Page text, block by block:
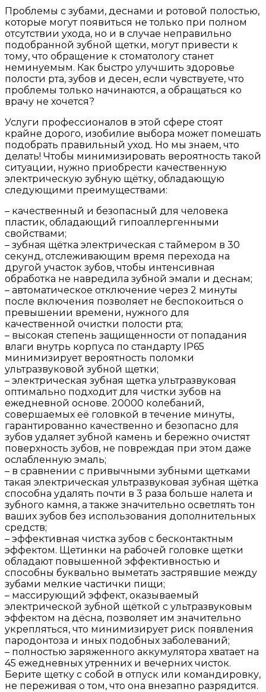
Проблемы с зубами, деснами и ротовой полостью,
которые могут появиться не только при полном
отсутствии ухода, но и в случае неправильно
подобранной зубной щетки, могут привести к
тому, что обращение к стоматологу станет
неминуемым. Как быстро улучшить здоровье
полости рта, зубов и десен, если чувствуете, что
проблемы только начинаются, а обращаться ко
врачу не хочется?
Услуги профессионалов в этой сфере стоят
крайне дорого, изобилие выбора может помешать
подобрать правильный уход. Но мы знаем, что
делать! Чтобы минимизировать вероятность такой
ситуации, нужно приобрести качественную
электрическую зубную щётку, обладающую
следующими преимуществами:
– качественный и безопасный для человека
пластик, обладающий гипоаллергенными
свойствами;
– зубная щётка электрическая c таймером в 30
секунд, отслеживающим время перехода на
другой участок зубов, чтобы интенсивная
обработка не навредила зубной эмали и деснам;
– автоматическое отключение через 2 минуты
после включения позволяет не беспокоиться о
превышении времени, нужного для
качественной очистки полости рта;
– высокая степень защищенности от попадания
влаги внутрь корпуса по стандарту IP65
минимизирует вероятность поломки
ультразвуковой зубной щетки;
– электрическая зубная щетка ультразвуковая
оптимально подходит для чистки зубов на
ежедневной основе. 20000 колебаний,
совершаемых её головкой в течение минуты,
гарантированно качественно и безопасно для
зубов удаляет зубной камень и бережно очистят
поверхность зубов, не повреждая при этом даже
ослабленную эмаль;
– в сравнении с привычными зубными щетками
такая электрическая ультразвуковая зубная щётка
способна удалять почти в 3 раза больше налета и
зубного камня, а также значительно осветлять тон
ваших зубов без использования дополнительных
средств;
– эффективная чистка зубов с бесконтактным
эффектом. Щетинки на рабочей головке щетки
обладают повышенной эффективностью и
способны буквально выметать застрявшие между
зубами мелкие частички пищи;
– массирующий эффект, оказываемый
электрической зубной щёткой с ультразвуковым
эффектом на дёсна, позволяет им значительно
укрепляться, что минимизирует риск появления
пародонтоза и иных подобных заболеваний;
– полностью заряженного аккумулятора хватает на
45 ежедневных утренних и вечерних чисток.
Берите щетку с собой в отпуск или командировку,
не переживая о том, что она внезапно разрядится.